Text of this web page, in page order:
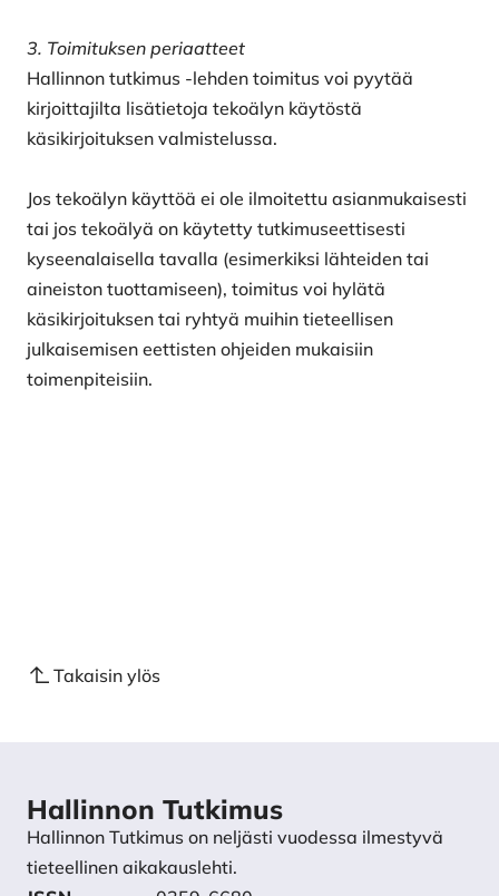
3. Toimituksen periaatteet
Hallinnon tutkimus -lehden toimitus voi pyytää
kirjoittajilta lisätietoja tekoälyn käytöstä
käsikirjoituksen valmistelussa.
Jos tekoälyn käyttöä ei ole ilmoitettu asianmukaisesti
tai jos tekoälyä on käytetty tutkimuseettisesti
kyseenalaisella tavalla (esimerkiksi lähteiden tai
aineiston tuottamiseen), toimitus voi hylätä
käsikirjoituksen tai ryhtyä muihin tieteellisen
julkaisemisen eettisten ohjeiden mukaisiin
toimenpiteisiin.
Takaisin ylös
Hallinnon Tutkimus
Hallinnon Tutkimus on neljästi vuodessa ilmestyvä
tieteellinen aikakauslehti.